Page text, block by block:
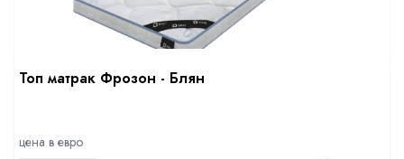
Топ матрак Фрозон - Блян
цена в евро